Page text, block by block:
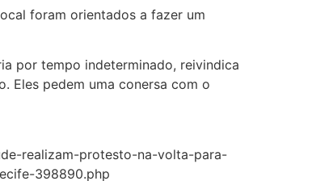
foram orientados a fazer um
por tempo indeterminado, reivindica
Eles pedem uma conersa com o
realizam-protesto-na-volta-para-
398890.php